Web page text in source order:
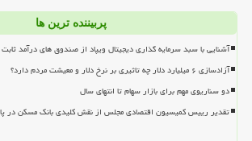
پربیننده ترین ها
آشنایی با سبد سرمایه گذاری دیجیتال ویپاد از صندوق های درآمد ثابت
آزادسازی ۶ میلیارد دلار چه تاثیری بر نرخ دلار و معیشت مردم دارد؟
دو سناریوی مهم برای بازار سهام تا انتهای سال
تقدیر رییس کمیسیون اقتصادی مجلس از نقش کلیدی بانک مسکن در